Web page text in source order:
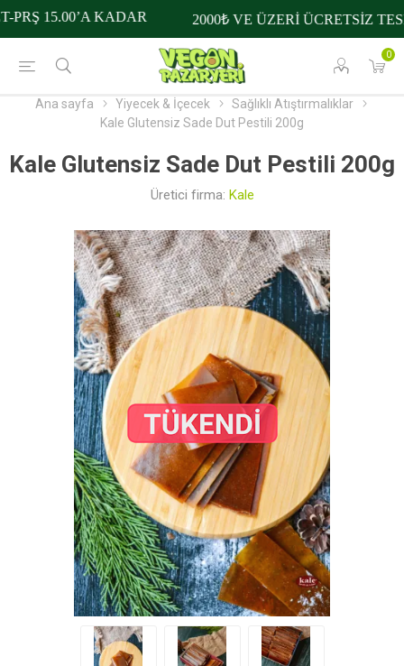
0
15.00’A KADAR 2000₺ VE ÜZERİ ÜCRETSİZ
Ana sayfa Yiyecek & İçecek
Sağlıklı Atıştırmalıklar
Kale Glutensiz Sade Dut Pestili 200g
Kale Glutensiz Sade Dut Pestili 200g
Üretici firma: Kale